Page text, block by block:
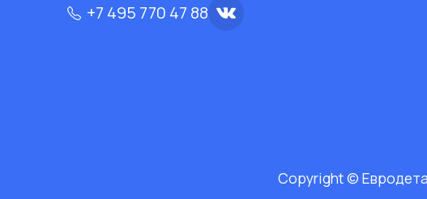
+7 495 770 47 88
Copyright ©